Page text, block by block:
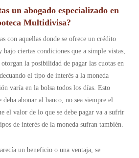
un abogado especializado en
Multidivisa?
con aquellas donde se ofrece un crédito
ciertas condiciones que a simple vistas,
la posibilidad de pagar las cuotas en
el tipo de interés a la moneda
varía en la bolsa todos los días. Esto
deba abonar al banco, no sea siempre el
el valor de lo que se debe pagar va a sufrir
de interés de la moneda sufran también.
un beneficio o una ventaja, se